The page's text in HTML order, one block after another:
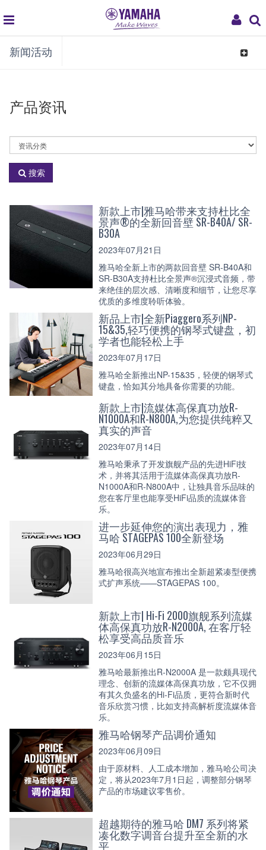
My
global
navigation
新闻活动
Toggle
产品资讯
选
择
资
分
搜索
新款上市|雅马哈带来支持杜比全
景声®的全新回音壁 SR-B40A/ SR-
B30A
2023年07月21日
雅马哈全新上市的两款回音壁 SR-B40A和
SR-B30A支持杜比全景声®沉浸式音频，带
来绝佳的层次感、清晰度和细节，让您尽享
优质的多维度聆听体验。
新品上市|全新Piaggero系列NP-
15&35,轻巧便携的钢琴式键盘，初
学者也能轻松上手
2023年07月17日
雅马哈全新推出NP-15&35，轻便的钢琴式
键盘，恰如其分地具备你需要的功能。
新款上市|流媒体高保真功放R-
N1000A和R-N800A,为您提供纯粹又
真实的声音
2023年07月14日
雅马哈秉承了开发旗舰产品的先进HiFi技
术，并将其活用于流媒体高保真功放R-
N1000A和R-N800A中，让独具音乐品味的
您在客厅里也能享受HiFi品质的流媒体音
乐。
进一步延伸您的演出表现力，雅
马哈 STAGEPAS 100全新登场
2023年06月29日
雅马哈很高兴地宣布推出全新超紧凑型便携
式扩声系统——STAGEPAS 100。
新款上市| Hi-Fi 2000旗舰系列流媒
体高保真功放R-N2000A, 在客厅轻
松享受高品质音乐
2023年06月15日
雅马哈最新推出R-N2000A 是一款颇具现代
理念、创新的流媒体高保真功放，它不仅拥
有其久负盛名的Hi-Fi品质，更符合新时代
音乐欣赏习惯，比如支持高解析度流媒体音
乐。
雅马哈钢琴产品调价通知
2023年06月09日
由于原材料、人工成本增加，雅马哈公司决
定，将从2023年7月1日起，调整部分钢琴
产品的市场建议零售价。
超越期待的雅马哈 DM7 系列将紧
凑化数字调音台提升至全新的水
平